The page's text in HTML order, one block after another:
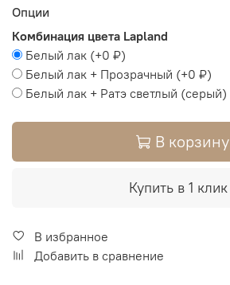
Опции
Комбинация цвета Lapland
Белый лак (+0 ₽)
Белый лак + Прозрачный (+0 ₽)
Белый лак + Ратэ светлый (серый)
В корзину
Купить в 1 клик
В избранное
Добавить в сравнение